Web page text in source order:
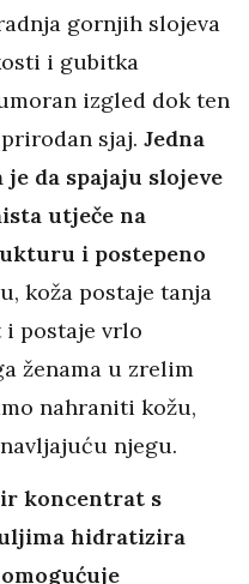
gornjih slojeva
i gubitka
izgled dok ten
sjaj. Jedna
da spajaju slojeve
utječe na
i postepeno
koža postaje tanja
postaje vrlo
ženama u zrelim
nahraniti kožu,
njegu.
koncentrat s
hidratizira